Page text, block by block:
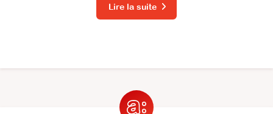
Lire la suite